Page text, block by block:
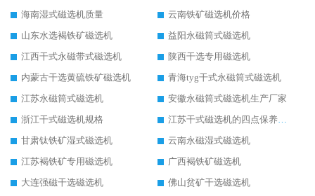
海南湿式磁选机质量
云南铁矿磁选机价格
山东水选褐铁矿磁选机
益阳永磁筒式磁选机
江西干式永磁带式磁选机
陕西干选专用磁选机
内蒙古干选黄硫铁矿磁选机
青海tyg干式永磁筒式磁选机
江苏永磁筒式磁选机
安徽永磁筒式磁选机生产厂家
浙江干式磁选机规格
江苏干式磁选机的四点保养秘籍
甘肃钛铁矿湿式磁选机
云南永磁湿式磁选机
江苏褐铁矿专用磁选机
广西褐铁矿磁选机
大连强磁干选磁选机
佛山贫矿干选磁选机